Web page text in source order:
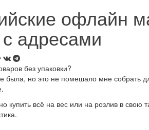
офлайн
адресами
без упаковки?
была, но это не помешало мне собрать
купить всё на вес или на розлив в свою